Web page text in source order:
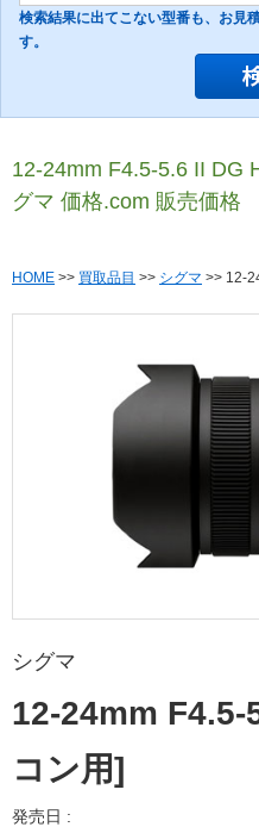
検索結果に出てこない型番も、お見
す。
12-24mm F4.5-5.6 II DG
グマ 価格.com 販売価格
HOME >> 買取品目 >> シグマ >> 12-
シグマ
12-24mm F4.5-
コン用]
発売日 :